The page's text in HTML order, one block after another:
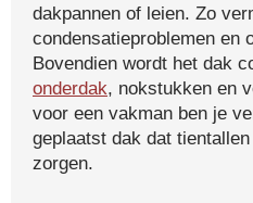
dakpannen of leien. Zo
condensatieproblemen en
Bovendien wordt het dak
onderdak, nokstukken en
voor een vakman ben je
geplaatst dak dat
zorgen.